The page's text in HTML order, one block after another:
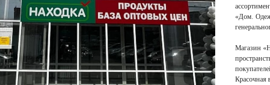
«Дом.
Магазин
Красочная